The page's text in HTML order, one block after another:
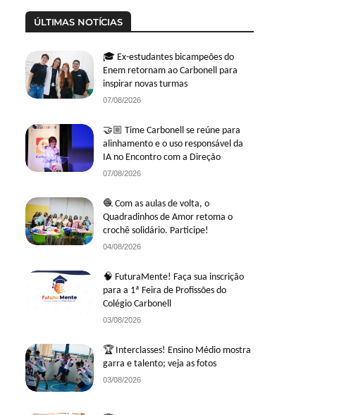
ÚLTIMAS NOTÍCIAS
🎓 Ex-estudantes bicampeões do
Enem retornam ao Carbonell para
inspirar novas turmas
07/08/2026
🤝🏼 Time Carbonell se reúne para
alinhamento e o uso responsável da
IA no Encontro com a Direção
07/08/2026
🧶 Com as aulas de volta, o
Quadradinhos de Amor retoma o
crochê solidário. Participe!
04/08/2026
🧠 FuturaMente! Faça sua inscrição
para a 1ª Feira de Profissões do
Colégio Carbonell
03/08/2026
🏆 Interclasses! Ensino Médio mostra
garra e talento; veja as fotos
03/08/2026